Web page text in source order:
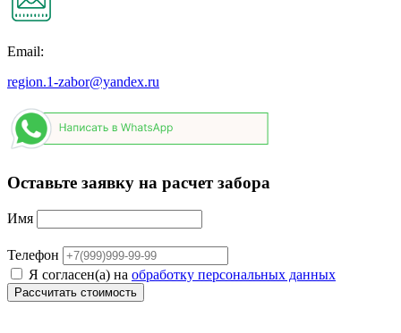
Email:
region.1-zabor@yandex.ru
Оставьте заявку на расчет забора
Имя
Телефон
Я согласен(а) на обработку персональных данных